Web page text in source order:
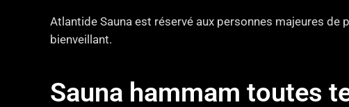
Atlantide Sauna est réservé aux personnes majeures
bienveillant.
Sauna hammam toutes